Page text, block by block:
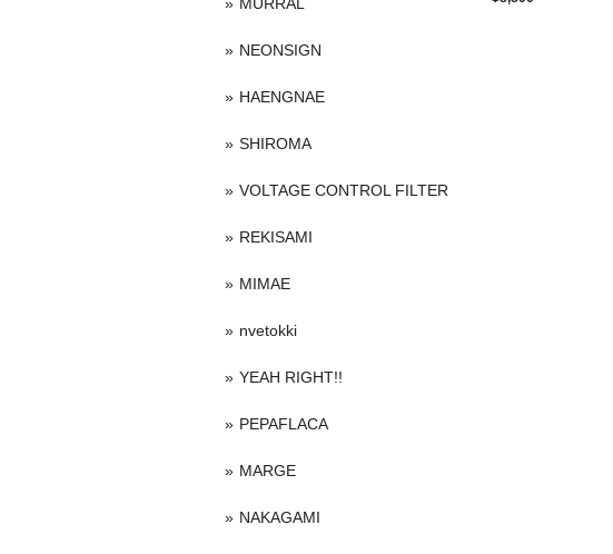
NEONSIGN
HAENGNAE
SHIROMA
VOLTAGE CONTROL FILTER
REKISAMI
MIMAE
nvetokki
YEAH RIGHT!!
PEPAFLACA
MARGE
NAKAGAMI